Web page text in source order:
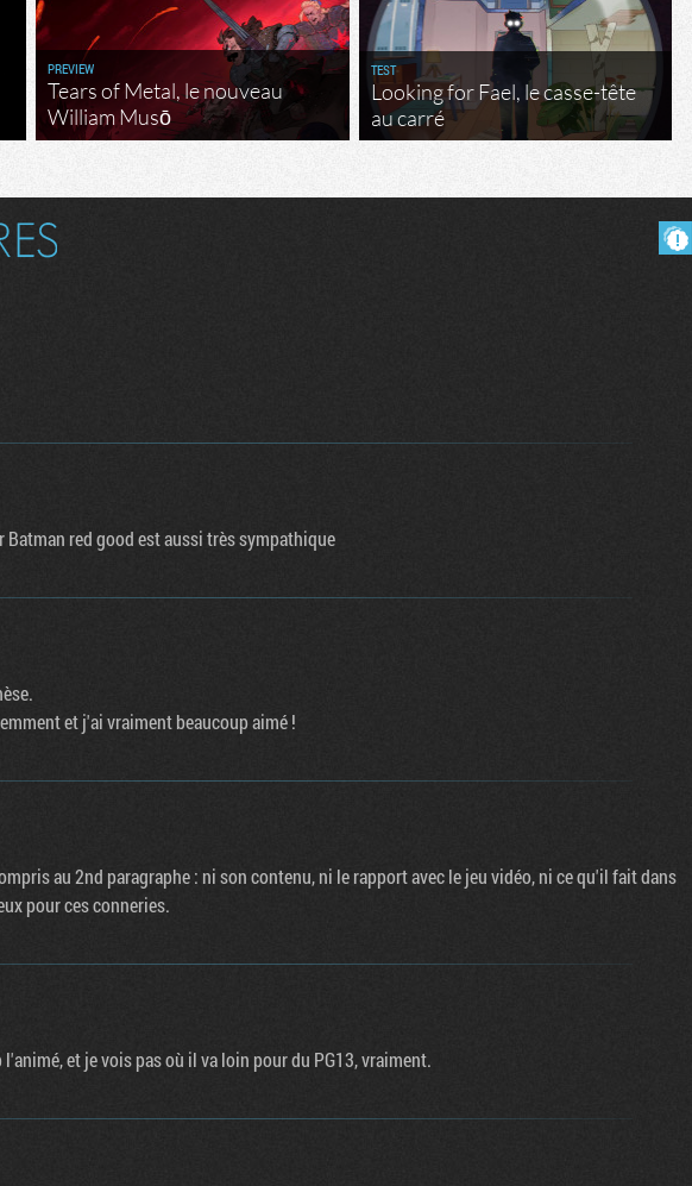
PREVIEW
Tears of Metal, le nouveau
William Musō
TEST
Looking for Fael, le casse-tête
au carré
Batman red good est aussi très sympathique
et j'ai vraiment beaucoup aimé !
au 2nd paragraphe : ni son contenu, ni le rapport avec le jeu vidéo, ni ce qu'il fait dans
pour ces conneries.
et je vois pas où il va loin pour du PG13, vraiment.